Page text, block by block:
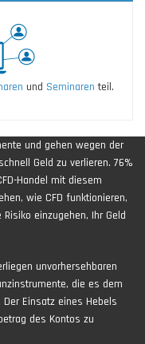
und Seminaren teil.
und gehen wegen der
Geld zu verlieren. 76%
Handel mit diesem
wie CFD funktionieren,
einzugehen, Ihr Geld
unvorhersehbaren
die es dem
Einsatz eines Hebels
des Kontos zu